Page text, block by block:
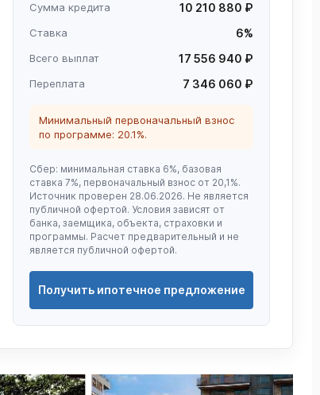
Сумма кредита 10 210 880 ₽
Ставка 6%
Всего выплат 17 556 940 ₽
Переплата 7 346 060 ₽
Минимальный первоначальный взнос
по программе: 20.1%.
Сбер: минимальная ставка 6%, базовая
ставка 7%, первоначальный взнос от 20,1%.
Источник проверен 28.06.2026. Не является
публичной офертой. Условия зависят от
банка, заемщика, объекта, страховки и
программы. Расчет предварительный и не
является публичной офертой.
Получить ипотечное предложение